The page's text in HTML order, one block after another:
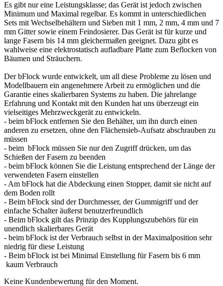
Es gibt nur eine Leistungsklasse; das Gerät ist jedoch zwischen
Minimum und Maximal regelbar. Es kommt in unterschiedlichen
Sets mit Wechselbehältern und Sieben mit 1 mm, 2 mm, 4 mm und 7
mm Gitter sowie einem Feindosierer. Das Gerät ist für kurze und
lange Fasern bis 14 mm gleichermaßen geeignet. Dazu gibt es
wahlweise eine elektrostatisch aufladbare Platte zum Beflocken von
Bäumen und Sträuchern.
Der bFlock wurde entwickelt, um all diese Probleme zu lösen und
Modellbauern ein angenehmere Arbeit zu ermöglichen und die
Garantie eines skalierbaren Systems zu haben. Die jahrelange
Erfahrung und Kontakt mit den Kunden hat uns überzeugt ein
vielseitiges Mehrzweckgerät zu entwickeln.
- beim bFlock entfernen Sie den Behälter, um ihn durch einen
anderen zu ersetzen, ohne den Flächensieb-Aufsatz abschrauben zu
müssen
- beim bFlock müssen Sie nur den Zugriff drücken, um das
Schießen der Fasern zu beenden
- beim bFlock können Sie die Leistung entsprechend der Länge der
verwendeten Fasern einstellen
- Am bFlock hat die Abdeckung einen Stopper, damit sie nicht auf
dem Boden rollt
- Beim bFlock sind der Durchmesser, der Gummigriff und der
einfache Schalter äußerst benutzerfreundlich
- Beim bFlock gilt das Prinzip des Kupplungszubehörs für ein
unendlich skalierbares Gerät
- beim bFlock ist der Verbrauch selbst in der Maximalposition sehr
niedrig für diese Leistung
- Beim bFlock ist bei Minimal Einstellung für Fasern bis 6 mm
kaum Verbrauch
Keine Kundenbewertung für den Moment.